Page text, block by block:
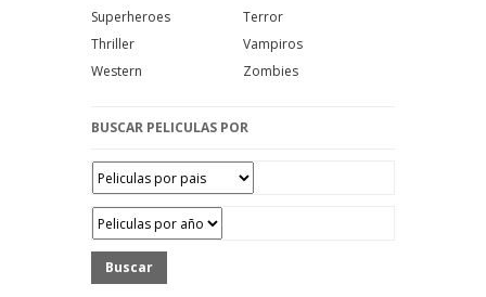
Superheroes
Terror
Thriller
Vampiros
Western
Zombies
BUSCAR PELICULAS POR
Buscar